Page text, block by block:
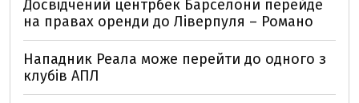
Досвідчений центрбек Барселони перейде
на правах оренди до Ліверпуля – Романо
Нападник Реала може перейти до одного з
клубів АПЛ